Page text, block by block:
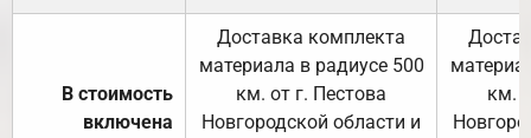
В стоимость
включена
Доставка комплекта
материала в радиусе 500
км. от г. Пестова
Новгородской области и
км.